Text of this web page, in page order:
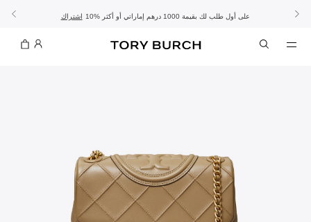
الموسم الجديد: إطلالات العملتسوّقي التشكيلة تشكيلة عيد الأضحىتسوقي اشتراك 10% على أول طلب لك بقيمة 1000 درهم إماراتي أو أكثر تفاصيل - الشحن المجاني تفاصيل - تسوق الآن واستلم في المتجر